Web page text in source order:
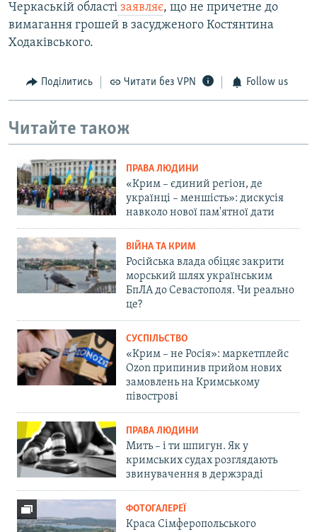
Черкаській області заявляє, що не причетне до
вимагання грошей в засудженого Костянтина
Ходаківського.
Поділитись Читати без VPN Follow us
Читайте також
ПРАВА ЛЮДИНИ
«Крим – єдиний регіон, де
українці – меншість»: дискусія
навколо нової пам'ятної дати
ВІЙНА ТА КРИМ
Російська влада обіцяє закрити
морський шлях українським
БпЛА до Севастополя. Чи реально
це?
СУСПІЛЬСТВО
«Крим – не Росія»: маркетплейс
Ozon припинив прийом нових
замовлень на Кримському
півострові
ПРАВА ЛЮДИНИ
Мить – і ти шпигун. Як у
кримських судах розглядають
звинувачення в держзраді
ФОТОГАЛЕРЕЇ
Краса Сімферопольського